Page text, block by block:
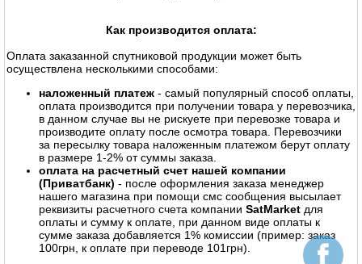
Как производится оплата:
Оплата заказанной спутниковой продукции может быть
осуществлена несколькими способами:
наложенный платеж - самый популярный способ оплаты,
оплата производится при получении товара у перевозчика,
в данном случае вы не рискуете при перевозке товара и
производите оплату после осмотра товара. Перевозчики
за пересылку товара наложенным платежом берут оплату
в размере 1-2% от суммы заказа.
оплата на расчетный счет нашей компании
(Приватбанк) - после оформления заказа менеджер
нашего магазина при помощи смс сообщения высылает
реквизиты расчетного счета компании SatMarket для
оплаты и сумму к оплате, при данном виде оплаты к
сумме заказа добавляется 1% комиссии (пример: заказ
100грн, к оплате при переводе 101грн).